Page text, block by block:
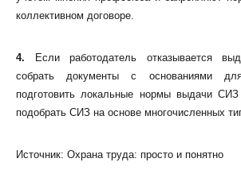
коллективном договоре.
4. Если работодатель отказывается
собрать документы с основаниями
подготовить локальные нормы выдачи
подобрать СИЗ на основе многочисленных
Источник: Охрана труда: просто и понятно